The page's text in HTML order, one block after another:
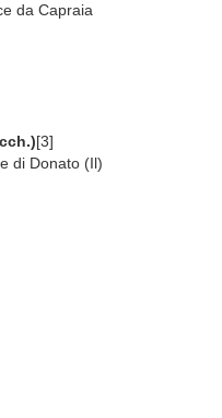
da Capraia
[3]
di Donato (Il)